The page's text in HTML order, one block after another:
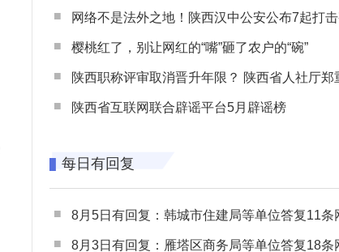
网络不是法外之地！陕西汉中公安公布7起打击整治网谣网暴典型
樱桃红了，别让网红的“嘴”砸了农户的“碗”
陕西职称评审取消晋升年限？ 陕西省人社厅郑重声明 谨防职称评审不实言
陕西省互联网联合辟谣平台5月辟谣榜
每日有回复
8月5日有回复：韩城市住建局等单位答复11条网民
8月3日有回复：雁塔区商务局等单位答复18条网民